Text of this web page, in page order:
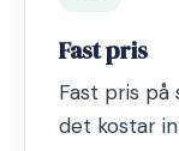
Fast pris
Fast pris
det kostar